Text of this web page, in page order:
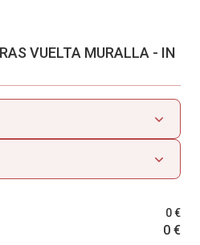
VUELTA MURALLA - IN
0 €
0 €